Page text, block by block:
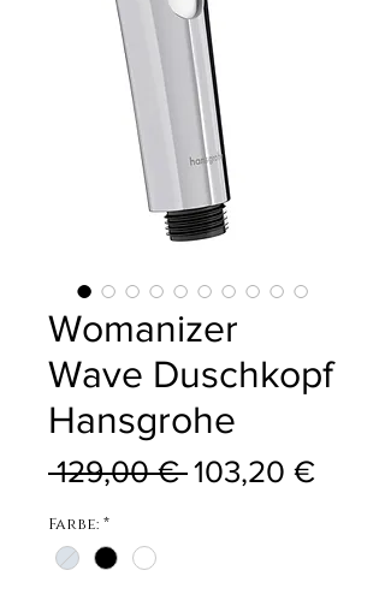
Womanizer
Wave Duschkopf
Hansgrohe
129,00 € Standardpreis
103,20 €Sale-
Farbe: *